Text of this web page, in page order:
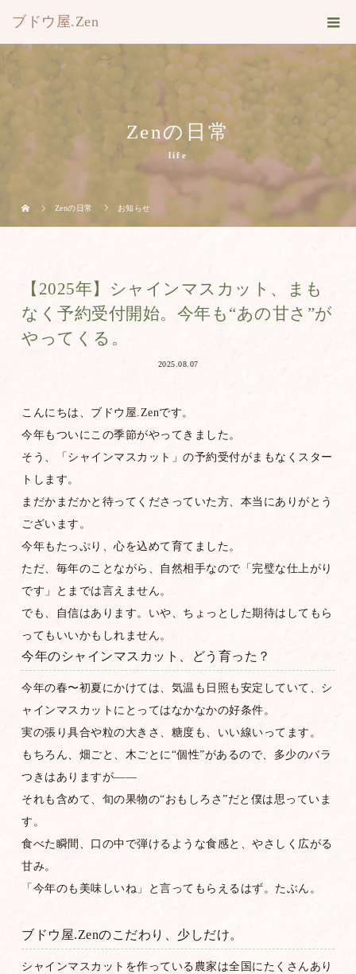
ブドウ屋.Zen
Zenの日常
life
Zenの日常 お知らせ
【2025年】シャインマスカット、まも
なく予約受付開始。今年も“あの甘さ”が
やってくる。
2025.08.07
こんにちは、ブドウ屋.Zenです。
今年もついにこの季節がやってきました。
そう、「シャインマスカット」の予約受付がまもなくスター
トします。
まだかまだかと待ってくださっていた方、本当にありがとう
ございます。
今年もたっぷり、心を込めて育てました。
ただ、毎年のことながら、自然相手なので「完璧な仕上がり
です」とまでは言えません。
でも、自信はあります。いや、ちょっとした期待はしてもら
ってもいいかもしれません。
今年のシャインマスカット、どう育った？
今年の春〜初夏にかけては、気温も日照も安定していて、シ
ャインマスカットにとってはなかなかの好条件。
実の張り具合や粒の大きさ、糖度も、いい線いってます。
もちろん、畑ごと、木ごとに“個性”があるので、多少のバラ
つきはありますが——
それも含めて、旬の果物の“おもしろさ”だと僕は思っていま
す。
食べた瞬間、口の中で弾けるような食感と、やさしく広がる
甘み。
「今年のも美味しいね」と言ってもらえるはず。たぶん。
ブドウ屋.Zenのこだわり、少しだけ。
シャインマスカットを作っている農家は全国にたくさんあり